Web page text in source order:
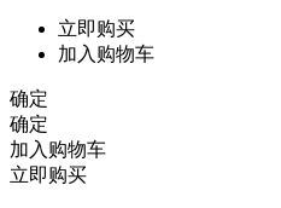
立即购买
加入购物车
确定
确定
加入购物车
立即购买